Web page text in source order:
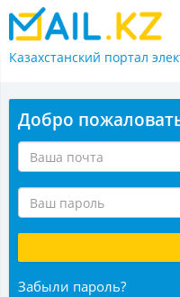
Казахстанский портал
Добро
Забыли пароль?